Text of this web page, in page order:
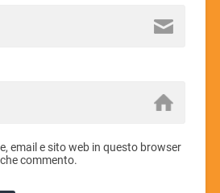
email e sito web in questo browser
commento.